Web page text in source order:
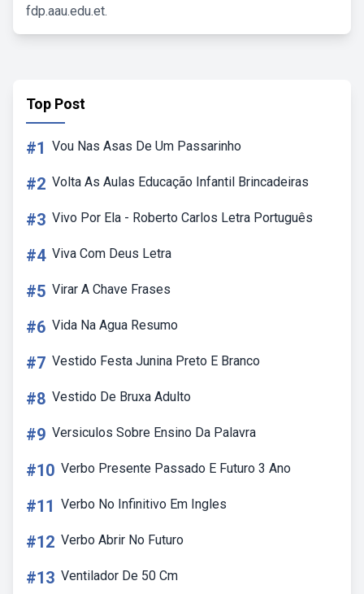
fdp.aau.edu.et.
Top Post
#1 Vou Nas Asas De Um Passarinho
#2 Volta As Aulas Educação Infantil Brincadeiras
#3 Vivo Por Ela - Roberto Carlos Letra Português
#4 Viva Com Deus Letra
#5 Virar A Chave Frases
#6 Vida Na Agua Resumo
#7 Vestido Festa Junina Preto E Branco
#8 Vestido De Bruxa Adulto
#9 Versiculos Sobre Ensino Da Palavra
#10 Verbo Presente Passado E Futuro 3 Ano
#11 Verbo No Infinitivo Em Ingles
#12 Verbo Abrir No Futuro
#13 Ventilador De 50 Cm